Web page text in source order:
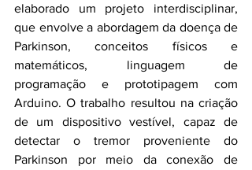
elaborado um projeto interdisciplinar,
que envolve a abordagem da doença de
Parkinson, conceitos físicos e
matemáticos, linguagem de
programação e prototipagem com
Arduino. O trabalho resultou na criação
de um dispositivo vestível, capaz de
detectar o tremor proveniente do
Parkinson por meio da conexão de